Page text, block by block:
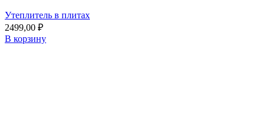
Утеплитель в плитах
2499,00 ₽
В корзину